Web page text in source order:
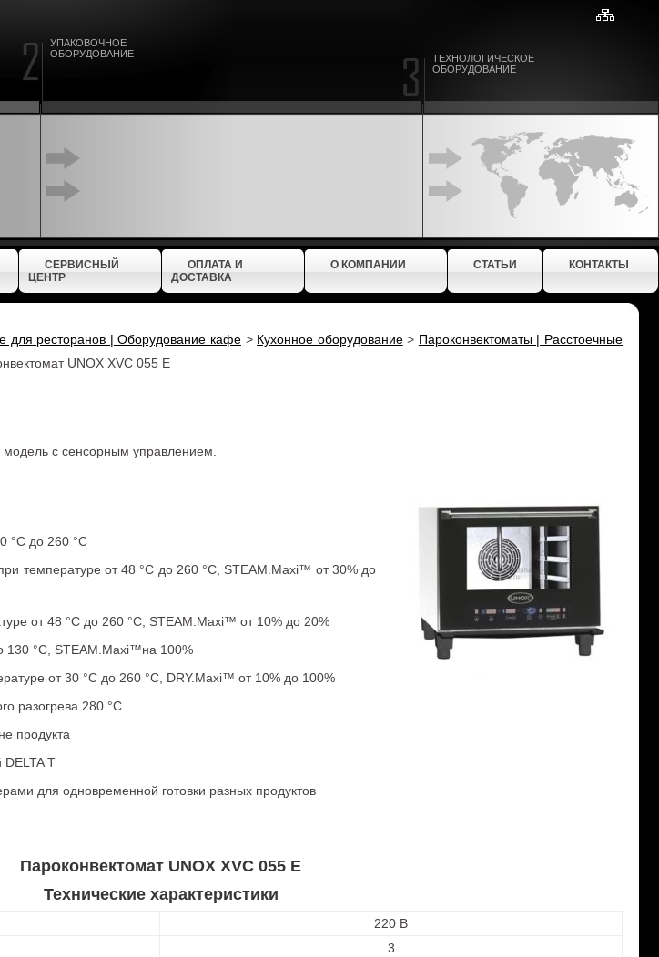
УПАКОВОЧНОЕ
ОБОРУДОВАНИЕ
ТЕХНОЛОГИЧЕСКОЕ
ОБОРУДОВАНИЕ
СЕРВИСНЫЙ
ЦЕНТР
ОПЛАТА И
ДОСТАВКА
О КОМПАНИИ СТАТЬИ КОНТАКТЫ
для ресторанов | Оборудование кафе> Кухонное оборудование> Пароконвектоматы | Расстоечные
UNOX XVC 055 E
модель с сенсорным управлением.
°C до 260 °C
температуре от 48 °C до 260 °C, STEAM.Maxi™ от 30% до
от 48 °C до 260 °C, STEAM.Maxi™ от 10% до 20%
130 °C, STEAM.Maxi™на 100%
от 30 °C до 260 °C, DRY.Maxi™ от 10% до 100%
разогрева 280 °C
продукта
DELTA T
для одновременной готовки разных продуктов
Пароконвектомат UNOX XVC 055 E
Технические характеристики
220 В
3